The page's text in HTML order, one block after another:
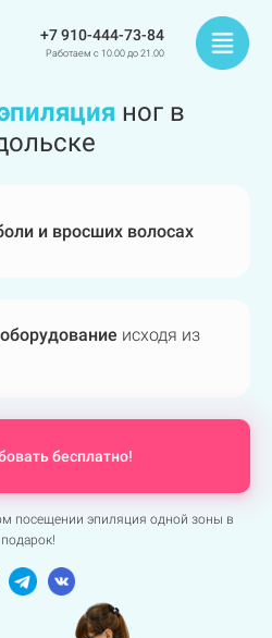
+7 910-444-73-84
Работаем с 10.00 до 21.00
ног в
и вросших волосах
исходя из
бесплатно!
посещении эпиляция одной зоны в
подарок!